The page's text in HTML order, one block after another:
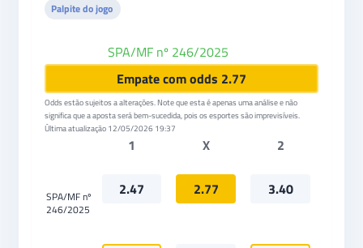
Palpite do jogo
SPA/MF nº 246/2025
Empate com odds 2.77
Odds estão sujeitos a alterações. Note que esta é apenas uma análise e não
significa que a aposta será bem-sucedida, pois os esportes são imprevisíveis.
Última atualização 12/05/2026 19:37
1 X 2
SPA/MF nº
246/2025
2.47 2.77 3.40